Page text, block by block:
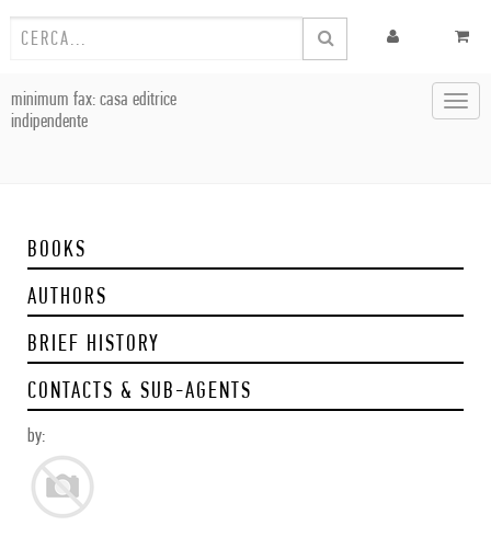
minimum fax: casa editrice
indipendente
BOOKS
AUTHORS
BRIEF HISTORY
CONTACTS & SUB-AGENTS
by: